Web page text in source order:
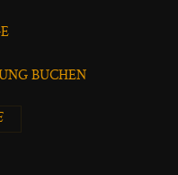
BUCHEN